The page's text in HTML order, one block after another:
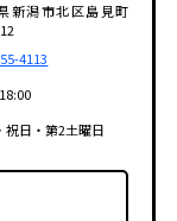
新潟市北区島見町
4113
祝日・第2土曜日